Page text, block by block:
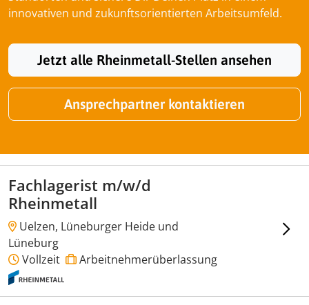
innovativen und zukunftsorientierten Arbeitsumfeld.
Jetzt alle Rheinmetall-Stellen ansehen
Ansprechpartner kontaktieren
Fachlagerist m/w/d
Rheinmetall
Uelzen, Lüneburger Heide und
Lüneburg
Vollzeit
Arbeitnehmerüberlassung